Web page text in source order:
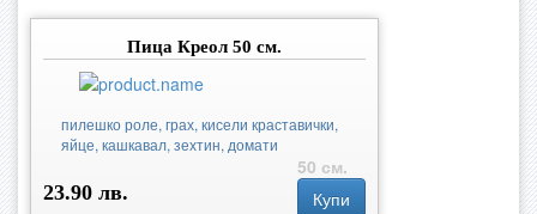
Пица Креол 50 см.
пилешко роле, грах, кисели краставички,
яйце, кашкавал, зехтин, домати
50 см.
23.90 лв.
Купи